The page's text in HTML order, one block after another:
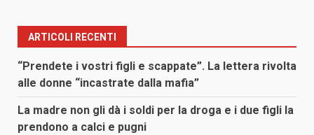
ARTICOLI RECENTI
“Prendete i vostri figli e scappate”. La lettera rivolta
alle donne “incastrate dalla mafia”
La madre non gli dà i soldi per la droga e i due figli la
prendono a calci e pugni